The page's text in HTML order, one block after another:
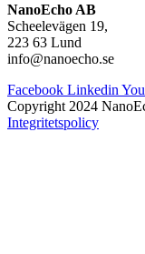
NanoEcho AB
Scheelevägen 19,
223 63 Lund
info@nanoecho.se
Facebook Linkedin
Copyright 2024
Integritetspolicy